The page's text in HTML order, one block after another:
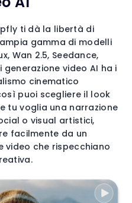
ti dà la libertà di
gamma di modelli
Wan 2.5, Seedance,
video AI ha i
cinematico
puoi scegliere il look
tu voglia una narrazione
o visual artistici,
facilmente da un
che rispecchiano